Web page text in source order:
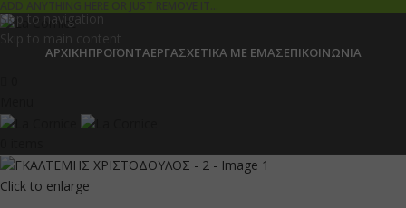
Skip to navigation
Skip to main content
ΑΡΧΙΚΉΠΡΟΪΌΝΤΑΈΡΓΑΣΧΕΤΙΚΆ ΜΕ ΕΜΆΣΕΠΙΚΟΙΝΩΝΊΑ
Click to enlarge